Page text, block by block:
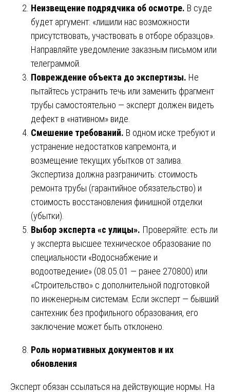
Неизвещение подрядчика об осмотре. В суде
будет аргумент: «лишили нас возможности
присутствовать, участвовать в отборе образцов».
Направляйте уведомление заказным письмом или
телеграммой.
Повреждение объекта до экспертизы. Не
пытайтесь устранить течь или заменить фрагмент
трубы самостоятельно — эксперт должен видеть
дефект в «нативном» виде.
Смешение требований. В одном иске требуют и
устранение недостатков капремонта, и
возмещение текущих убытков от залива.
Экспертиза должна разграничить: стоимость
ремонта трубы (гарантийное обязательство) и
стоимость восстановления финишной отделки
(убытки).
Выбор эксперта «с улицы». Проверяйте: есть ли
у эксперта высшее техническое образование по
специальности «Водоснабжение и
водоотведение» (08.05.01 — ранее 270800) или
«Строительство» с дополнительной подготовкой
по инженерным системам. Если эксперт — бывший
сантехник без профильного образования, его
заключение может быть отклонено.
Роль нормативных документов и их
обновления
Эксперт обязан ссылаться на действующие нормы. На